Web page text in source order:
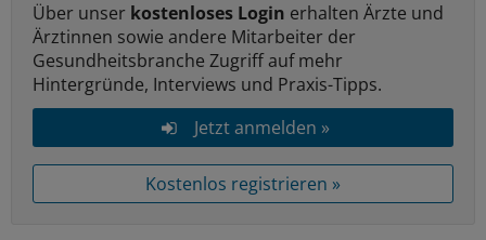
Über unser kostenloses Login erhalten Ärzte und
Ärztinnen sowie andere Mitarbeiter der
Gesundheitsbranche Zugriff auf mehr
Hintergründe, Interviews und Praxis-Tipps.
Jetzt anmelden »
Kostenlos registrieren »